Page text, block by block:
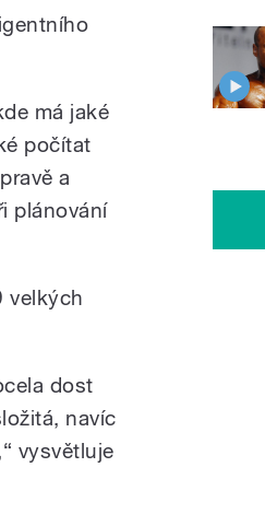
má jaké
počítat
a
plánování
velkých
dost
navíc
vysvětluje